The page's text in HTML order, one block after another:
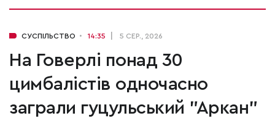
СУСПІЛЬСТВО 14:35 5 СЕР., 2026
На Говерлі понад 30
цимбалістів одночасно
заграли гуцульський "Аркан"